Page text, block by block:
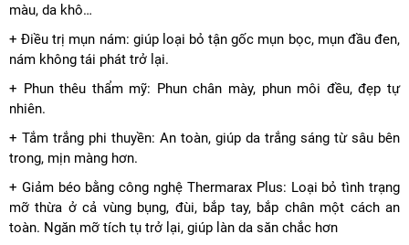
màu, da khô…
+ Điều trị mụn nám: giúp loại bỏ tận gốc mụn bọc, mụn đầu đen,
nám không tái phát trở lại.
+ Phun thêu thẩm mỹ: Phun chân mày, phun môi đều, đẹp tự
nhiên.
+ Tắm trắng phi thuyền: An toàn, giúp da trắng sáng từ sâu bên
trong, mịn màng hơn.
+ Giảm béo bằng công nghệ Thermarax Plus: Loại bỏ tình trạng
mỡ thừa ở cả vùng bụng, đùi, bắp tay, bắp chân một cách an
toàn. Ngăn mỡ tích tụ trở lại, giúp làn da săn chắc hơn